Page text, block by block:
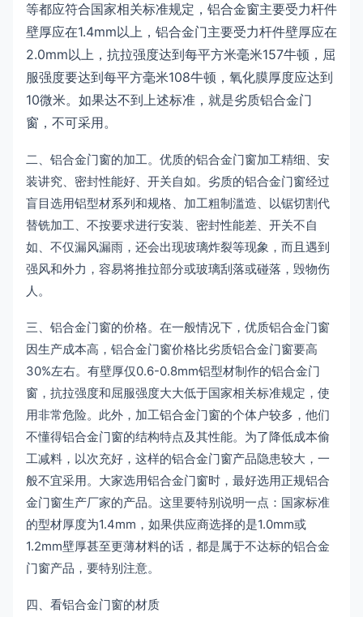
等都应符合国家相关标准规定，铝合金窗主要受力杆件
壁厚应在1.4mm以上，铝合金门主要受力杆件壁厚应在
2.0mm以上，抗拉强度达到每平方米毫米157牛顿，屈
服强度要达到每平方毫米108牛顿，氧化膜厚度应达到
10微米。如果达不到上述标准，就是劣质铝合金门
窗，不可采用。
二、铝合金门窗的加工。优质的铝合金门窗加工精细、安
装讲究、密封性能好、开关自如。劣质的铝合金门窗经过
盲目选用铝型材系列和规格、加工粗制滥造、以锯切割代
替铣加工、不按要求进行安装、密封性能差、开关不自
如、不仅漏风漏雨，还会出现玻璃炸裂等现象，而且遇到
强风和外力，容易将推拉部分或玻璃刮落或碰落，毁物伤
人。
三、铝合金门窗的价格。在一般情况下，优质铝合金门窗
因生产成本高，铝合金门窗价格比劣质铝合金门窗要高
30%左右。有壁厚仅0.6-0.8mm铝型材制作的铝合金门
窗，抗拉强度和屈服强度大大低于国家相关标准规定，使
用非常危险。此外，加工铝合金门窗的个体户较多，他们
不懂得铝合金门窗的结构特点及其性能。为了降低成本偷
工减料，以次充好，这样的铝合金门窗产品隐患较大，一
般不宜采用。大家选用铝合金门窗时，最好选用正规铝合
金门窗生产厂家的产品。这里要特别说明一点：国家标准
的型材厚度为1.4mm，如果供应商选择的是1.0mm或
1.2mm壁厚甚至更薄材料的话，都是属于不达标的铝合金
门窗产品，要特别注意。
四、看铝合金门窗的材质